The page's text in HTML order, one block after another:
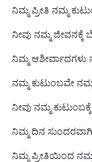
ನಿಮ್ಮ ಪ್ರೀತಿ ನಮ್ಮ
ನೀವು ನಮ್ಮ ಜೀವನಕ್ಕೆ
ನಿಮ್ಮ
ನಮ್ಮ ಕುಟುಂಬವೇ
ನೀವು ನಮ್ಮ
ನಿಮ್ಮ ದಿನ
ನಿಮ್ಮ ಪ್ರೀತಿಯಿಂದ